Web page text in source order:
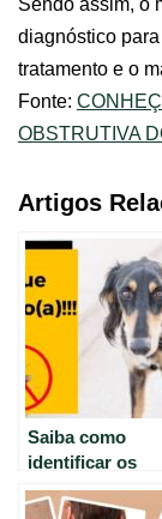
Sendo assim, o
diagnóstico
tratamento e o
Fonte:
OBSTRUTIVA
Artigos
Saiba como
identificar os
sintomas da
leishmaniose